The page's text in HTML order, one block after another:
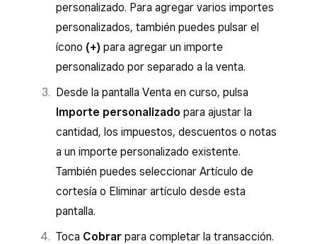
personalizado. Para agregar varios importes
personalizados, también puedes pulsar el
ícono (+) para agregar un importe
personalizado por separado a la venta.
Desde la pantalla Venta en curso, pulsa
Importe personalizado para ajustar la
cantidad, los impuestos, descuentos o notas
a un importe personalizado existente.
También puedes seleccionar Artículo de
cortesía o Eliminar artículo desde esta
pantalla.
Toca Cobrar para completar la transacción.